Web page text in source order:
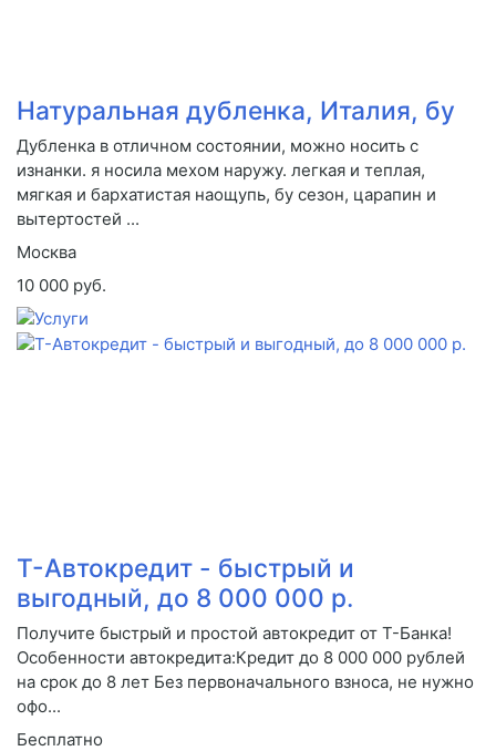
Натуральная дубленка, Италия, бу
Дубленка в отличном состоянии, можно носить с
изнанки. я носила мехом наружу. легкая и теплая,
мягкая и бархатистая наощупь, бу сезон, царапин и
вытертостей ...
Москва
10 000 руб.
Т-Автокредит - быстрый и
выгодный, до 8 000 000 р.
Получите быстрый и простой автокредит от Т-Банка!
Особенности автокредита:Кредит до 8 000 000 рублей
на срок до 8 лет Без первоначального взноса, не нужно
офо...
Бесплатно